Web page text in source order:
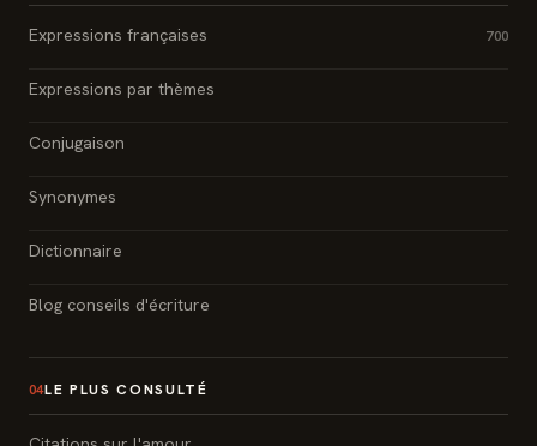
Expressions françaises 700
Expressions par thèmes
Conjugaison
Synonymes
Dictionnaire
Blog conseils d'écriture
04LE PLUS CONSULTÉ